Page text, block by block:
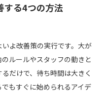
する4つの方法
よ改善策の実行です。大が
ルールやスタッフの動きと
だけで、待ち時間は大きく
もすぐに始められるアイデ